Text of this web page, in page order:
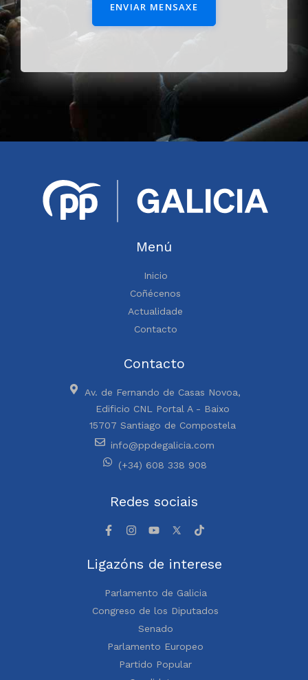
ENVIAR MENSAXE
Menú
Inicio
Coñécenos
Actualidade
Contacto
Contacto
Av. de Fernando de Casas Novoa,
Edificio CNL Portal A - Baixo
15707 Santiago de Compostela
info@ppdegalicia.com
(+34) 608 338 908
Redes sociais
Ligazóns de interese
Parlamento de Galicia
Congreso de los Diputados
Senado
Parlamento Europeo
Partido Popular